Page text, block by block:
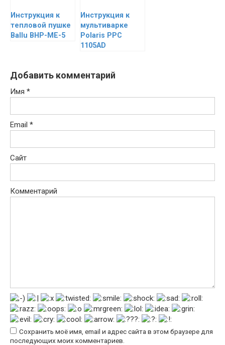
Инструкция к
тепловой пушке
Ballu BHP-ME-5
Инструкция к
мультиварке
Polaris PPC
1105AD
Добавить комментарий
Имя *
Email *
Сайт
Комментарий
Сохранить моё имя, email и адрес сайта в этом браузере для
последующих моих комментариев.